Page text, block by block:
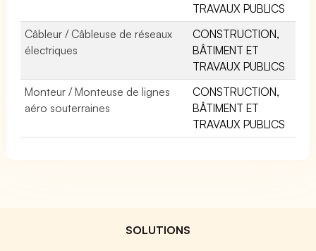
TRAVAUX PUBLICS
Câbleur / Câbleuse de réseaux
électriques
CONSTRUCTION,
BÂTIMENT ET
TRAVAUX PUBLICS
Monteur / Monteuse de lignes
aéro souterraines
CONSTRUCTION,
BÂTIMENT ET
TRAVAUX PUBLICS
SOLUTIONS